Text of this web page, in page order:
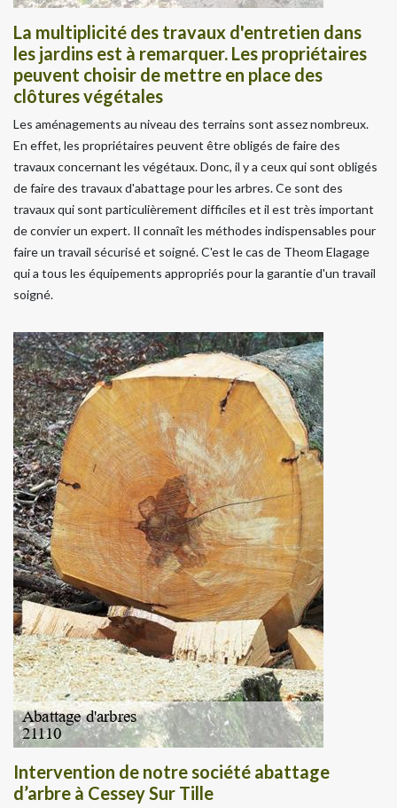
La multiplicité des travaux d'entretien dans
les jardins est à remarquer. Les propriétaires
peuvent choisir de mettre en place des
clôtures végétales
Les aménagements au niveau des terrains sont assez nombreux.
En effet, les propriétaires peuvent être obligés de faire des
travaux concernant les végétaux. Donc, il y a ceux qui sont obligés
de faire des travaux d'abattage pour les arbres. Ce sont des
travaux qui sont particulièrement difficiles et il est très important
de convier un expert. Il connaît les méthodes indispensables pour
faire un travail sécurisé et soigné. C'est le cas de Theom Elagage
qui a tous les équipements appropriés pour la garantie d'un travail
soigné.
Intervention de notre société abattage
d’arbre à Cessey Sur Tille